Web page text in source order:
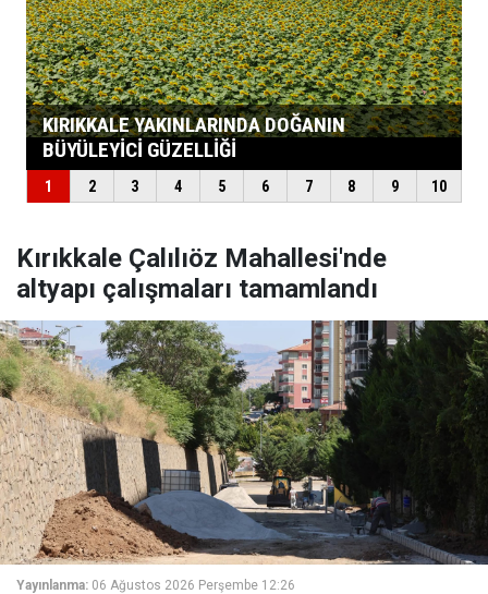
Kırıkkale Çalılıöz Mahallesi'nde
altyapı çalışmaları tamamlandı
Yayınlanma: 06 Ağustos 2026 Perşembe 12:26